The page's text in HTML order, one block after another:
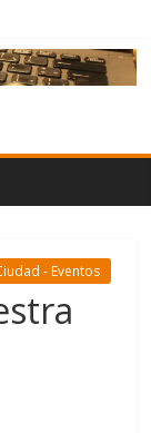
- Eventos